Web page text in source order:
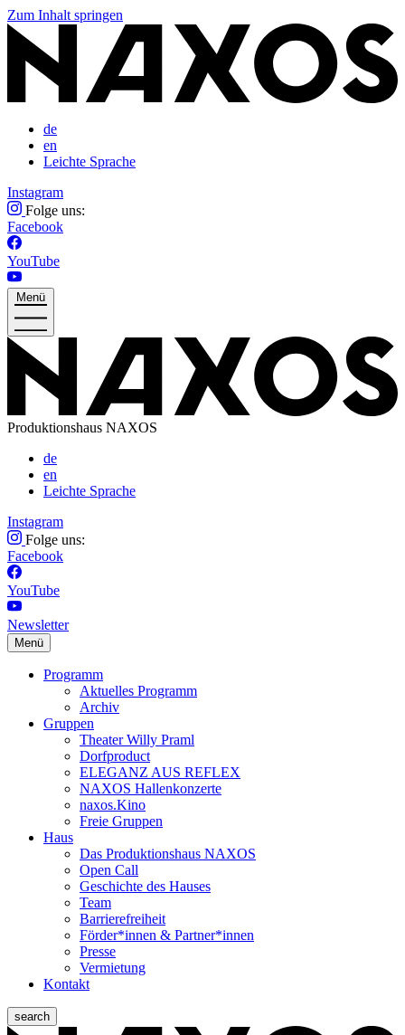
Zum Inhalt springen
de
en
Leichte Sprache
Instagram
Folge uns:
Facebook
YouTube
Menü
Produktionshaus NAXOS
de
en
Leichte Sprache
Instagram
Folge uns:
Facebook
YouTube
Newsletter
Menü
Programm
Aktuelles Programm
Archiv
Gruppen
Theater Willy Praml
Dorfproduct
ELEGANZ AUS REFLEX
NAXOS Hallenkonzerte
naxos.Kino
Freie Gruppen
Haus
Das Produktionshaus NAXOS
Open Call
Geschichte des Hauses
Team
Barrierefreiheit
Förder*innen & Partner*innen
Presse
Vermietung
Kontakt
search